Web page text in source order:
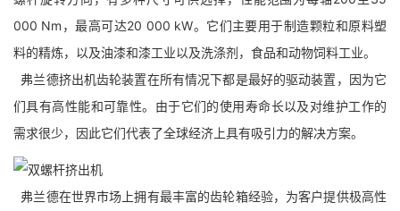
000 Nm，最高可达20 000 kW。它们主要用于制造颗粒和原料塑
料的精炼，以及油漆和漆工业以及洗涤剂，食品和动物饲料工业。
弗兰德挤出机齿轮装置在所有情况下都是最好的驱动装置，因为它
们具有高性能和可靠性。由于它们的使用寿命长以及对维护工作的
需求很少，因此它们代表了全球经济上具有吸引力的解决方案。
弗兰德在世界市场上拥有最丰富的齿轮箱经验，为客户提供极高性